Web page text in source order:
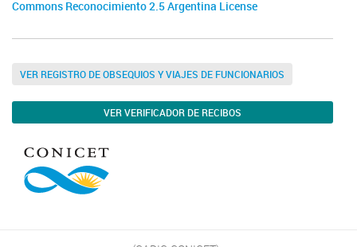
Commons Reconocimiento 2.5 Argentina License
VER REGISTRO DE OBSEQUIOS Y VIAJES DE FUNCIONARIOS
VER VERIFICADOR DE RECIBOS